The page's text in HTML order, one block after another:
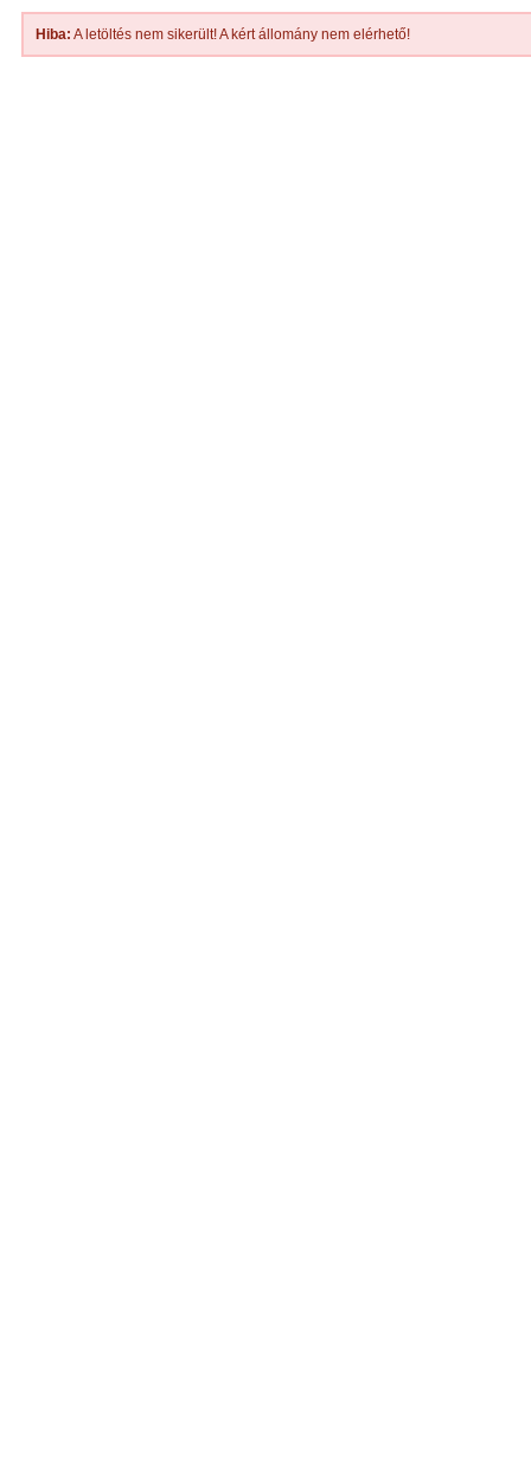
Hiba: A letöltés nem sikerült! A kért állomány nem elérhető!